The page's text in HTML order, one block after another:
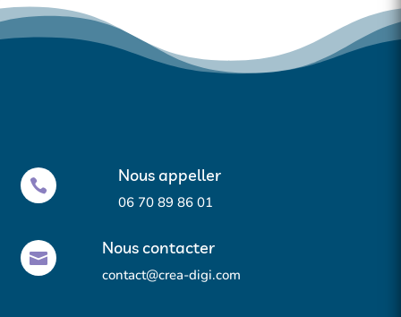
cookies
Pour offrir les meilleures expériences, nous utilisons des technologies telles que les
cookies pour stocker et/ou accéder aux informations des appareils.
Préférences
 Nous appeller
06 70 89 86 01
 Nous contacter
contact@crea-digi.com